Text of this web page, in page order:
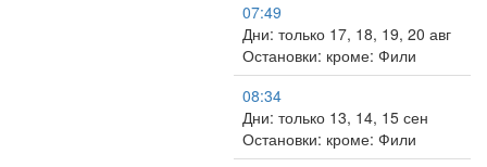
07:49
Дни: только 17, 18, 19, 20 авг
Остановки: кроме: Фили
08:34
Дни: только 13, 14, 15 сен
Остановки: кроме: Фили